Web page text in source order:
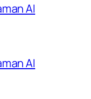
AI
AI